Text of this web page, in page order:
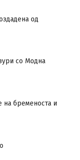
од
со Модна
бременоста и